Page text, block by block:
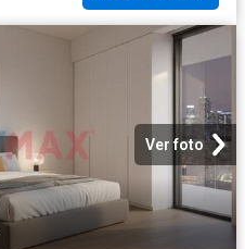
Ver foto